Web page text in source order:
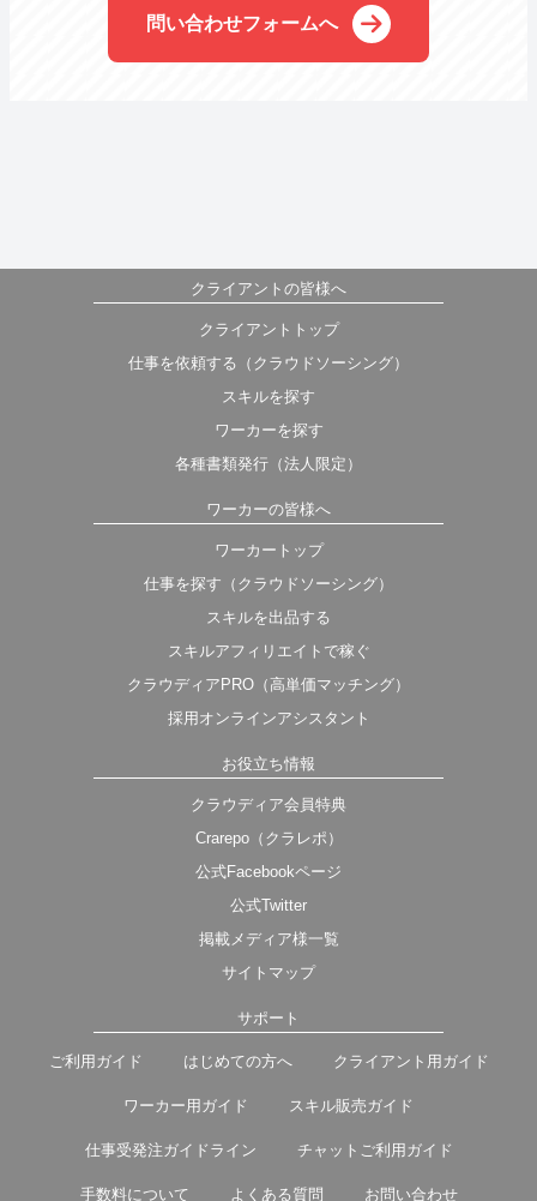
問い合わせフォームへ
クライアントの皆様へ
クライアントトップ
仕事を依頼する（クラウドソーシング）
スキルを探す
ワーカーを探す
各種書類発行（法人限定）
ワーカーの皆様へ
ワーカートップ
仕事を探す（クラウドソーシング）
スキルを出品する
スキルアフィリエイトで稼ぐ
クラウディアPRO（高単価マッチング）
採用オンラインアシスタント
お役立ち情報
クラウディア会員特典
Crarepo（クラレポ）
公式Facebookページ
公式Twitter
掲載メディア様一覧
サイトマップ
サポート
ご利用ガイド はじめての方へ クライアント用ガイド
ワーカー用ガイド スキル販売ガイド
仕事受発注ガイドライン チャットご利用ガイド
手数料について よくある質問 お問い合わせ